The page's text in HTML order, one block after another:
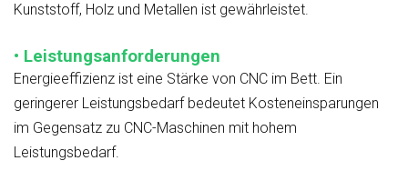
Kunststoff, Holz und Metallen ist gewährleistet.
• Leistungsanforderungen
Energieeffizienz ist eine Stärke von CNC im Bett. Ein
geringerer Leistungsbedarf bedeutet Kosteneinsparungen
im Gegensatz zu CNC-Maschinen mit hohem
Leistungsbedarf.